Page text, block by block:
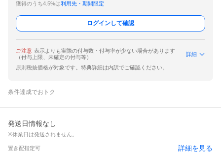
獲得のうち4.5%は利用先・期間限定
ログインして確認
ご注意 表示よりも実際の付与数・付与率が少ない場合があります
（付与上限、未確定の付与等）
詳細
原則税抜価格が対象です。特典詳細は内訳でご確認ください。
条件達成でおトク
発送日情報なし
※休業日は発送されません。
置き配指定可 詳細を見る